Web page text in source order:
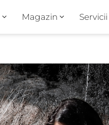
Magazin Servicii